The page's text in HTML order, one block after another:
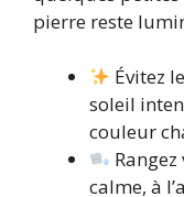
pierre reste
Évitez
soleil
couleur
calme, à